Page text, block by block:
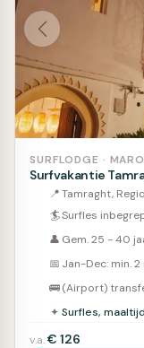
SURFLODGE ·
Surfvakantie
📍Tamraght,
🏄Surfles
👤 Gem. 25 - 40
📅 Jan-Dec: min.
🚌(Airport)
✦ Surfles,
v.a.€ 126